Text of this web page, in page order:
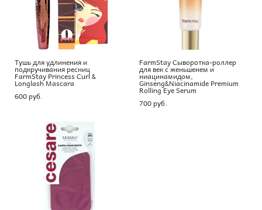
Тушь для удлинения и
подкручивания ресниц
FarmStay Princess Curl &
Longlash Mascara
600 pуб.
FarmStay Сыворотка-роллер
для век с женьшенем и
ниацинамидом,
Ginseng&Niacinamide Premium
Rolling Eye Serum
700 pуб.